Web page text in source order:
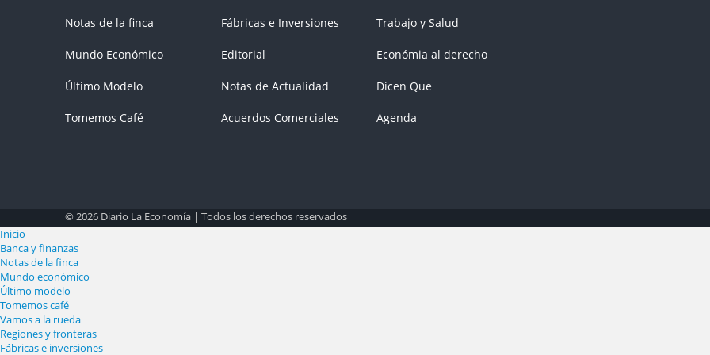
Notas de la finca
Mundo Económico
Último Modelo
Tomemos Café
Fábricas e Inversiones
Editorial
Notas de Actualidad
Acuerdos Comerciales
Trabajo y Salud
Económia al derecho
Dicen Que
Agenda
© 2026 Diario La Economía | Todos los derechos reservados
Inicio
Banca y finanzas
Notas de la finca
Mundo económico
Último modelo
Tomemos café
Vamos a la rueda
Regiones y fronteras
Fábricas e inversiones